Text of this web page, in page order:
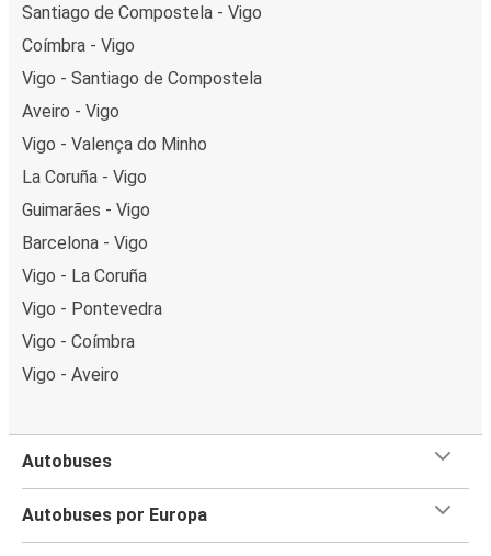
Santiago de Compostela - Vigo
Coímbra - Vigo
Vigo - Santiago de Compostela
Aveiro - Vigo
Vigo - Valença do Minho
La Coruña - Vigo
Guimarães - Vigo
Barcelona - Vigo
Vigo - La Coruña
Vigo - Pontevedra
Vigo - Coímbra
Vigo - Aveiro
Autobuses
Autobuses por Europa